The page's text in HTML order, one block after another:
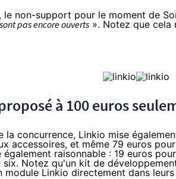
le non-support pour le moment de
pas encore ouverts ». Notez que cela
à 100 euros
la concurrence, Linkio mise
accessoires, et même 79 euros
également raisonnable : 19 euros
six. Notez qu'un kit de
Linkio directement dans